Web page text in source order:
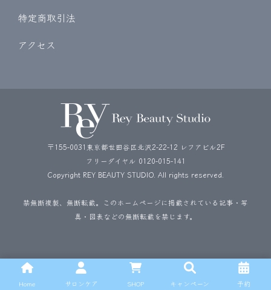
特定商取引法
アクセス
〒155-0031東京都世田谷区北沢2-22-12 レフアビル2F
フリーダイヤル 0120-015-141
Copyright REY BEAUTY STUDIO. All rights reserved.
禁無断複製、無断転載。このホームページに掲載されている記事・写
真・図表などの無断転載を禁じます。
Home サロンケア SHOP キャンペーン 予約